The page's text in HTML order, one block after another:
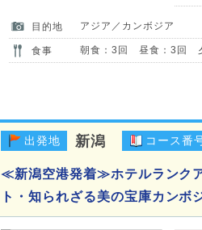
目的地 アジア／カンボジア
食事 朝食：3回 昼食：3回
出発地 新潟 コース番
≪新潟空港発着≫ホテルランク
ト・知られざる美の宝庫カンボ